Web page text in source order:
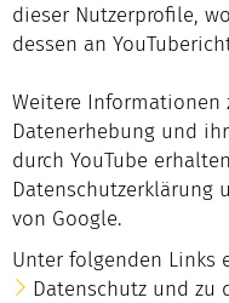
dieser Nutzerprofile,
dessen an
Weitere Informationen
Datenerhebung und
durch YouTube
Datenschutzerklärung
von Google.
Unter folgenden Links
Datenschutz und zu